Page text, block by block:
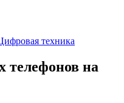
техника
на